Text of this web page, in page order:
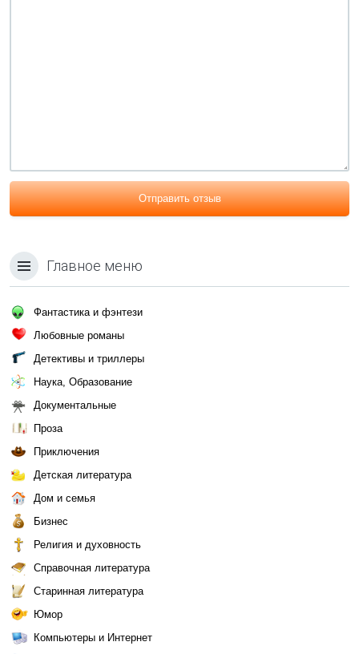
Отправить отзыв
Главное меню
Фантастика и фэнтези
Любовные романы
Детективы и триллеры
Наука, Образование
Документальные
Проза
Приключения
Детская литература
Дом и семья
Бизнес
Религия и духовность
Справочная литература
Старинная литература
Юмор
Компьютеры и Интернет